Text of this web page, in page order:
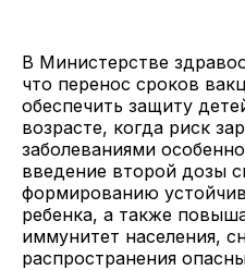
В Министерстве
что перенос сроков
обеспечить защиту
возрасте, когда риск
заболеваниями
введение второй дозы
формированию
ребенка, а также
иммунитет населения,
распространения